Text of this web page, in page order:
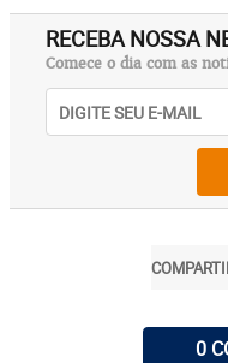
RECEBA NOSSA
Comece o dia com as
0